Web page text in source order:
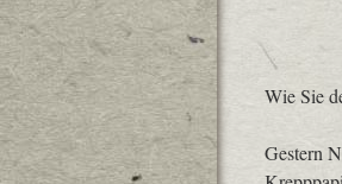
Wie Sie
Gestern